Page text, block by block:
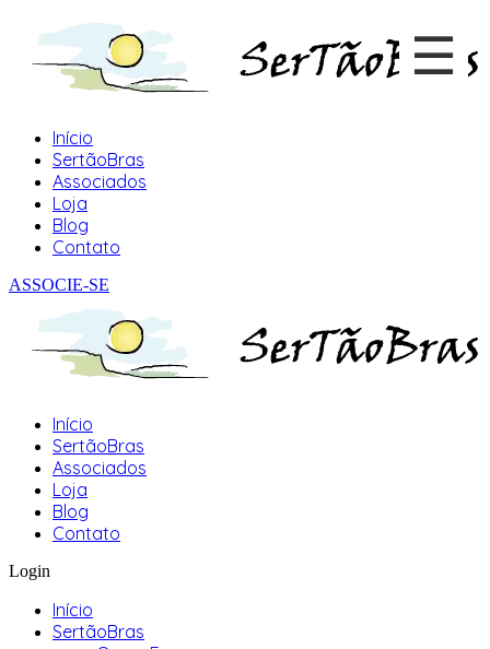
Início
SertãoBras
Associados
Loja
Blog
Contato
ASSOCIE-SE
Início
SertãoBras
Associados
Loja
Blog
Contato
☰
×
Login
Início
SertãoBras